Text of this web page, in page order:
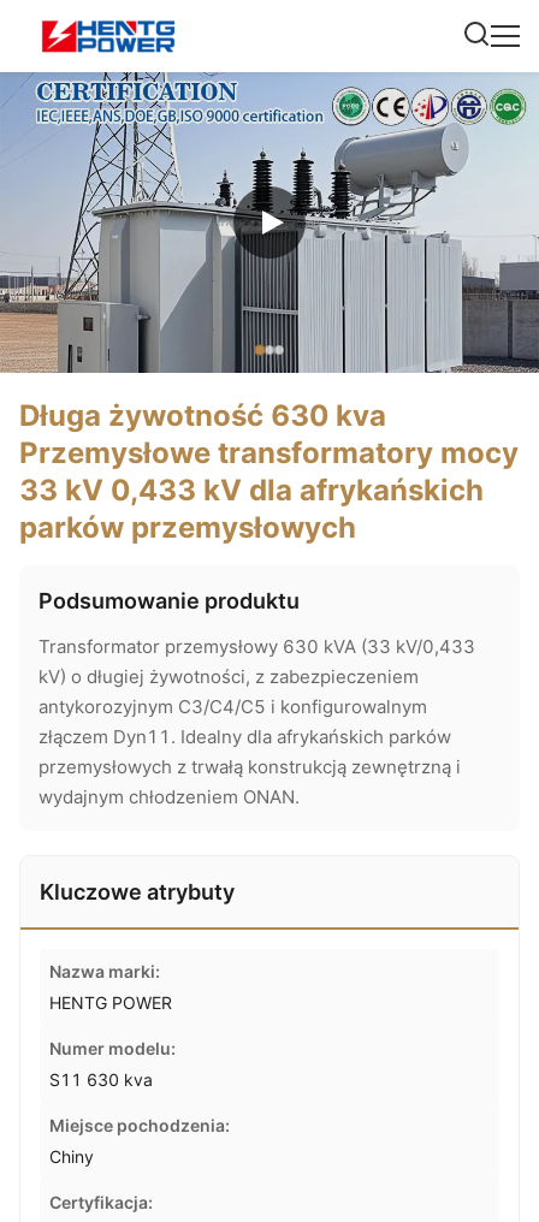
Długa żywotność 630 kva
Przemysłowe transformatory mocy
33 kV 0,433 kV dla afrykańskich
parków przemysłowych
Podsumowanie produktu
Transformator przemysłowy 630 kVA (33 kV/0,433
kV) o długiej żywotności, z zabezpieczeniem
antykorozyjnym C3/C4/C5 i konfigurowalnym
złączem Dyn11. Idealny dla afrykańskich parków
przemysłowych z trwałą konstrukcją zewnętrzną i
wydajnym chłodzeniem ONAN.
Kluczowe atrybuty
Nazwa marki:
HENTG POWER
Numer modelu:
S11 630 kva
Miejsce pochodzenia:
Chiny
Certyfikacja: